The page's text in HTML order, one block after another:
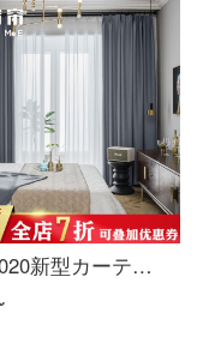
楽巢2020新型カーテン製品の全遮光に厚いカーテンを掛けて、現代簡単に寝室のリビングカーテンにフックして穴を作って、吉光片羽瓦灰色-95%遮光(遮光布を含まない)シングルメートル幅の価格をカスタマイズします。